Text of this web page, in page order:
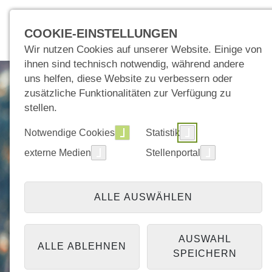
COOKIE-EINSTELLUNGEN
Wir nutzen Cookies auf unserer Website. Einige von
ihnen sind technisch notwendig, während andere
uns helfen, diese Website zu verbessern oder
zusätzliche Funktionalitäten zur Verfügung zu
stellen.
Notwendige Cookies
Statistik
externe Medien
Stellenportal
ALLE AUSWÄHLEN
ALLE ABLEHNEN
AUSWAHL
SPEICHERN